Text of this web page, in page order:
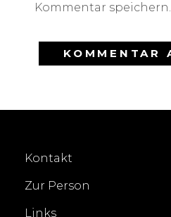
Kommentar speichern.
Kontakt
Zur Person
Links